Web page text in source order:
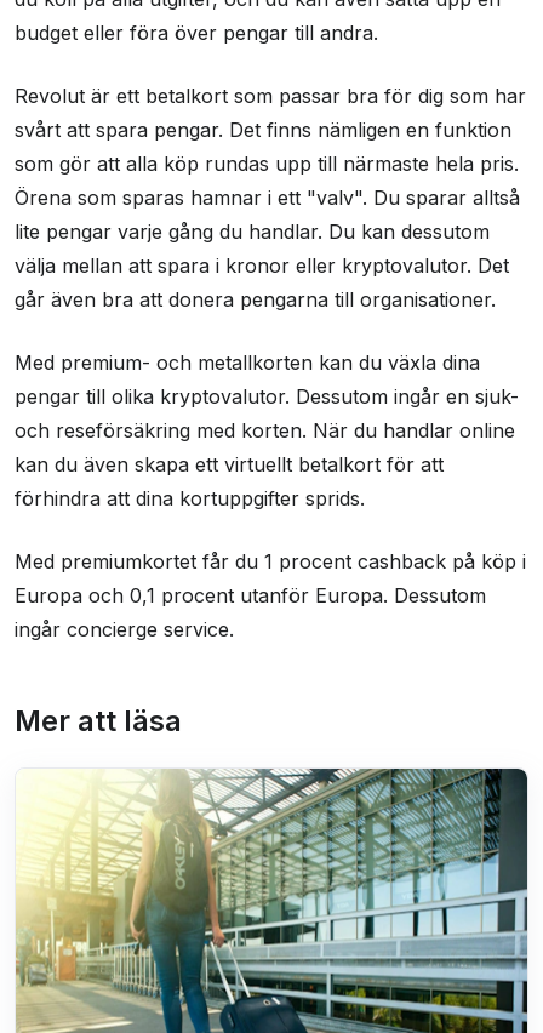
budget eller föra över pengar till andra.
Revolut är ett betalkort som passar bra för dig som har
svårt att spara pengar. Det finns nämligen en funktion
som gör att alla köp rundas upp till närmaste hela pris.
Örena som sparas hamnar i ett "valv". Du sparar alltså
lite pengar varje gång du handlar. Du kan dessutom
välja mellan att spara i kronor eller kryptovalutor. Det
går även bra att donera pengarna till organisationer.
Med premium- och metallkorten kan du växla dina
pengar till olika kryptovalutor. Dessutom ingår en sjuk-
och reseförsäkring med korten. När du handlar online
kan du även skapa ett virtuellt betalkort för att
förhindra att dina kortuppgifter sprids.
Med premiumkortet får du 1 procent cashback på köp i
Europa och 0,1 procent utanför Europa. Dessutom
ingår concierge service.
Mer att läsa